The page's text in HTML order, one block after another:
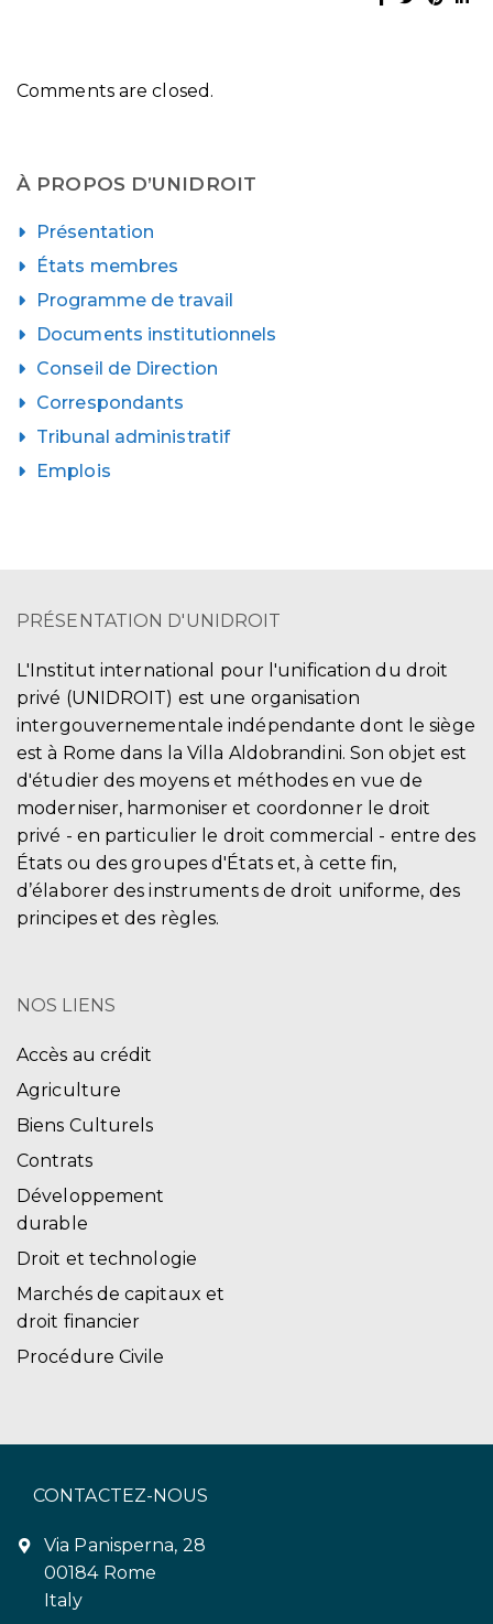
Comments are closed.
À PROPOS D’UNIDROIT
Présentation
États membres
Programme de travail
Documents institutionnels
Conseil de Direction
Correspondants
Tribunal administratif
Emplois
PRÉSENTATION D'UNIDROIT
L'Institut international pour l'unification du droit
privé (UNIDROIT) est une organisation
intergouvernementale indépendante dont le siège
est à Rome dans la Villa Aldobrandini. Son objet est
d'étudier des moyens et méthodes en vue de
moderniser, harmoniser et coordonner le droit
privé - en particulier le droit commercial - entre des
États ou des groupes d'États et, à cette fin,
d’élaborer des instruments de droit uniforme, des
principes et des règles.
NOS LIENS
Accès au crédit
Agriculture
Biens Culturels
Contrats
Développement
durable
Droit et technologie
Marchés de capitaux et
droit financier
Procédure Civile
CONTACTEZ-NOUS
Via Panisperna, 28
00184 Rome
Italy